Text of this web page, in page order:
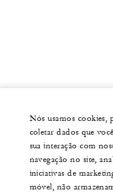
Nós usamos cookies,
coletar dados que
sua interação com
navegação no site,
iniciativas de
móvel, não